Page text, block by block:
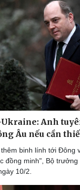
Anh
Âu nếu cần
binh lính tới Đông
đồng minh", Bộ trưởng
10/2.